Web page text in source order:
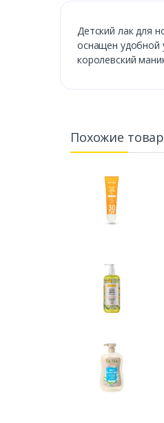
Детский лак для
оснащен удобной
королевский
Похожие